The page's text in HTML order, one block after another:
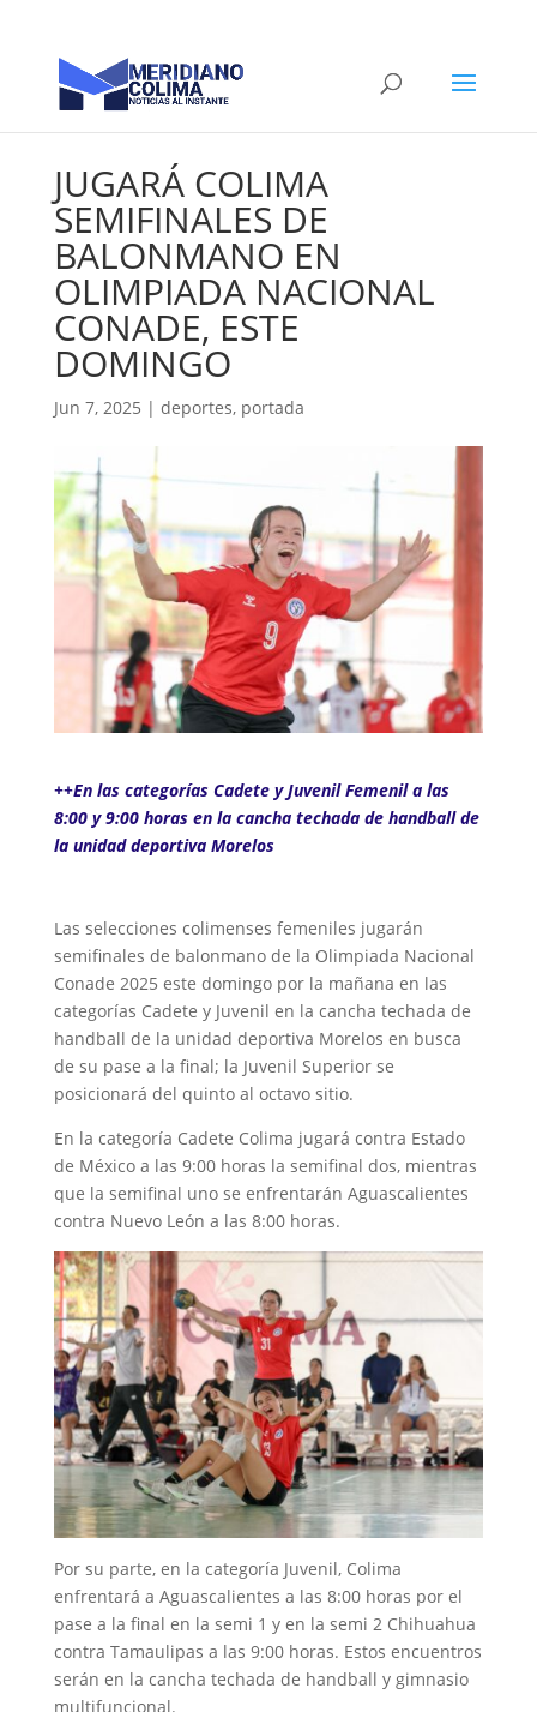
JUGARÁ COLIMA
SEMIFINALES DE
BALONMANO EN
OLIMPIADA NACIONAL
CONADE, ESTE
DOMINGO
Jun 7, 2025 | deportes, portada
++En las categorías Cadete y Juvenil Femenil a las
8:00 y 9:00 horas en la cancha techada de handball de
la unidad deportiva Morelos
Las selecciones colimenses femeniles jugarán
semifinales de balonmano de la Olimpiada Nacional
Conade 2025 este domingo por la mañana en las
categorías Cadete y Juvenil en la cancha techada de
handball de la unidad deportiva Morelos en busca
de su pase a la final; la Juvenil Superior se
posicionará del quinto al octavo sitio.
En la categoría Cadete Colima jugará contra Estado
de México a las 9:00 horas la semifinal dos, mientras
que la semifinal uno se enfrentarán Aguascalientes
contra Nuevo León a las 8:00 horas.
Por su parte, en la categoría Juvenil, Colima
enfrentará a Aguascalientes a las 8:00 horas por el
pase a la final en la semi 1 y en la semi 2 Chihuahua
contra Tamaulipas a las 9:00 horas. Estos encuentros
serán en la cancha techada de handball y gimnasio
multifuncional.